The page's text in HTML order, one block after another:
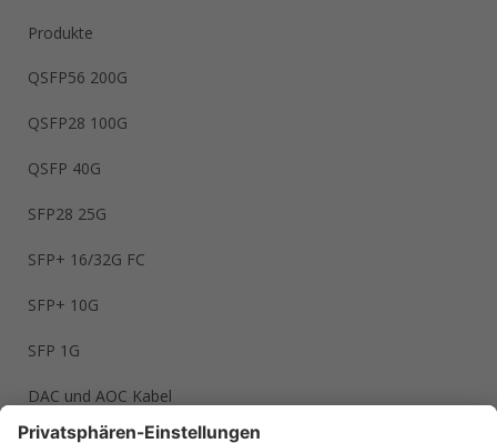
Produkte
QSFP56 200G
QSFP28 100G
QSFP 40G
SFP28 25G
SFP+ 16/32G FC
SFP+ 10G
SFP 1G
DAC und AOC Kabel